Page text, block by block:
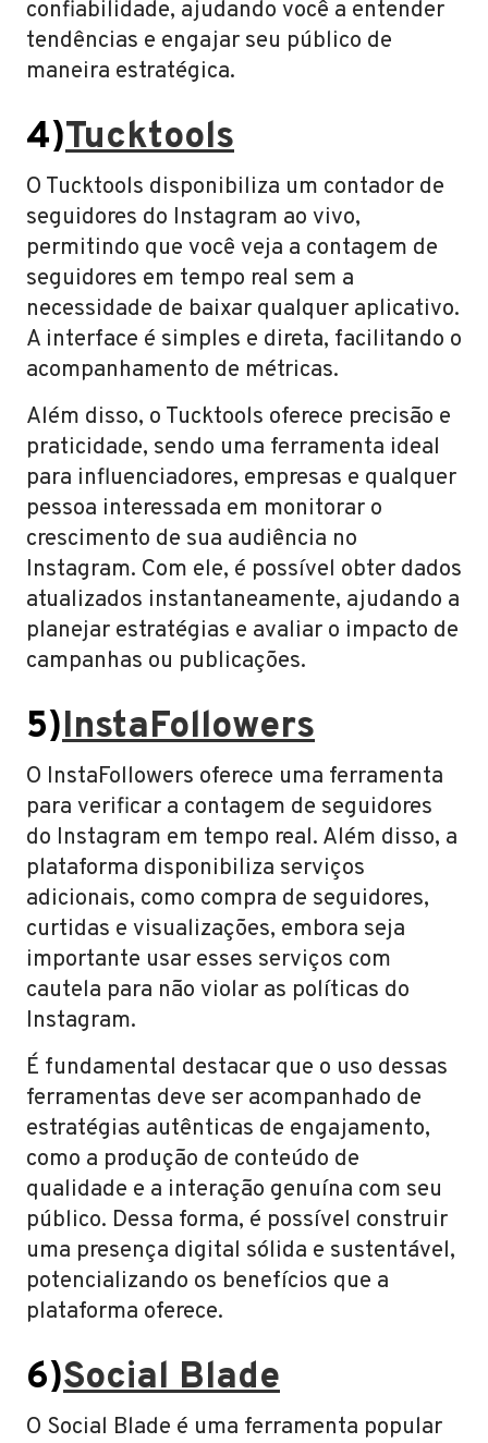
confiabilidade, ajudando você a entender
tendências e engajar seu público de
maneira estratégica.
4)Tucktools
O Tucktools disponibiliza um contador de
seguidores do Instagram ao vivo,
permitindo que você veja a contagem de
seguidores em tempo real sem a
necessidade de baixar qualquer aplicativo.
A interface é simples e direta, facilitando o
acompanhamento de métricas.
Além disso, o Tucktools oferece precisão e
praticidade, sendo uma ferramenta ideal
para influenciadores, empresas e qualquer
pessoa interessada em monitorar o
crescimento de sua audiência no
Instagram. Com ele, é possível obter dados
atualizados instantaneamente, ajudando a
planejar estratégias e avaliar o impacto de
campanhas ou publicações.
5)InstaFollowers
O InstaFollowers oferece uma ferramenta
para verificar a contagem de seguidores
do Instagram em tempo real. Além disso, a
plataforma disponibiliza serviços
adicionais, como compra de seguidores,
curtidas e visualizações, embora seja
importante usar esses serviços com
cautela para não violar as políticas do
Instagram.
É fundamental destacar que o uso dessas
ferramentas deve ser acompanhado de
estratégias autênticas de engajamento,
como a produção de conteúdo de
qualidade e a interação genuína com seu
público. Dessa forma, é possível construir
uma presença digital sólida e sustentável,
potencializando os benefícios que a
plataforma oferece.
6)Social Blade
O Social Blade é uma ferramenta popular